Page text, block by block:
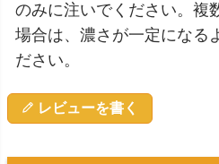
のみに注いでください。複
場合は、濃さが一定になる
ださい。
レビューを書く